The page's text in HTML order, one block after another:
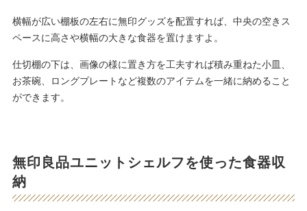
横幅が広い棚板の左右に無印グッズを配置すれば、中央の空きス
ペースに高さや横幅の大きな食器を置けますよ。
仕切棚の下は、画像の様に置き方を工夫すれば積み重ねた小皿、
お茶碗、ロングプレートなど複数のアイテムを一緒に納めること
ができます。
無印良品ユニットシェルフを使った食器収
納